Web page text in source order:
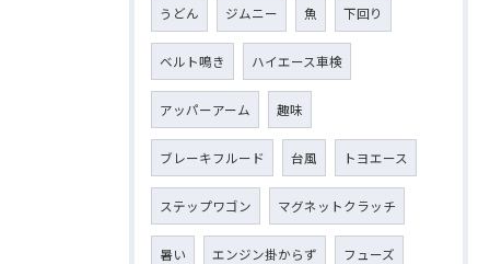
うどん ジムニー 魚 下回り
ベルト鳴き ハイエース車検
アッパーアーム 趣味
ブレーキフルード 台風 トヨエース
ステップワゴン マグネットクラッチ
暑い エンジン掛からず フューズ